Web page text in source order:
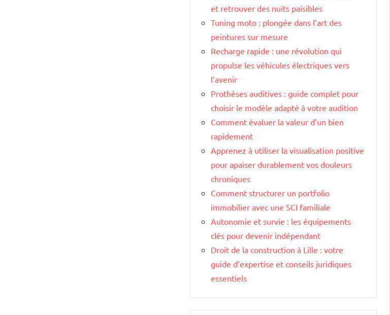
et retrouver des nuits paisibles
Tuning moto : plongée dans l’art des
peintures sur mesure
Recharge rapide : une révolution qui
propulse les véhicules électriques vers
l’avenir
Prothèses auditives : guide complet pour
choisir le modèle adapté à votre audition
Comment évaluer la valeur d’un bien
rapidement
Apprenez à utiliser la visualisation positive
pour apaiser durablement vos douleurs
chroniques
Comment structurer un portfolio
immobilier avec une SCI familiale
Autonomie et survie : les équipements
clés pour devenir indépendant
Droit de la construction à Lille : votre
guide d’expertise et conseils juridiques
essentiels